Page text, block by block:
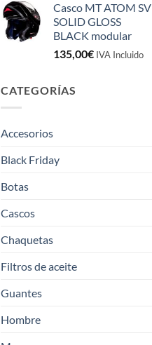
Casco MT ATOM SV
SOLID GLOSS
BLACK modular
135,00€ IVA Incluido
CATEGORÍAS
Accesorios
Black Friday
Botas
Cascos
Chaquetas
Filtros de aceite
Guantes
Hombre